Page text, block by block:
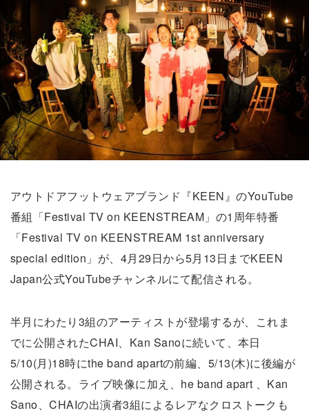
アウトドアフットウェアブランド『KEEN』のYouTube
番組「Festival TV on KEENSTREAM」の1周年特番
「Festival TV on KEENSTREAM 1st anniversary
special edition」が、4月29日から5月13日までKEEN
Japan公式YouTubeチャンネルにて配信される。
半月にわたり3組のアーティストが登場するが、これま
でに公開されたCHAI、Kan Sanoに続いて、本日
5/10(月)18時にthe band apartの前編、5/13(木)に後編が
公開される。ライブ映像に加え、he band apart 、Kan
Sano、CHAIの出演者3組によるレアなクロストークも